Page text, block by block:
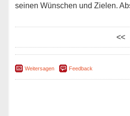
seinen Wünschen und Zielen.
<<
Weitersagen Feedback